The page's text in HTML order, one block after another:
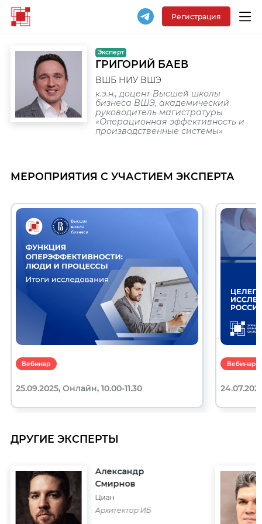
Регистрация
Эксперт
ГРИГОРИЙ БАЕВ
ВШБ НИУ ВШЭ
к.э.н., доцент Высшей школы
бизнеса ВШЭ, академический
руководитель магистратуры
«Операционная эффективность и
производственные системы»
МЕРОПРИЯТИЯ С УЧАСТИЕМ ЭКСПЕРТА
Вебинар
25.09.2025, Онлайн, 10.00-11.30
Вебинар
ДРУГИЕ ЭКСПЕРТЫ
Александр
Смирнов
Циан
Архитектор ИБ